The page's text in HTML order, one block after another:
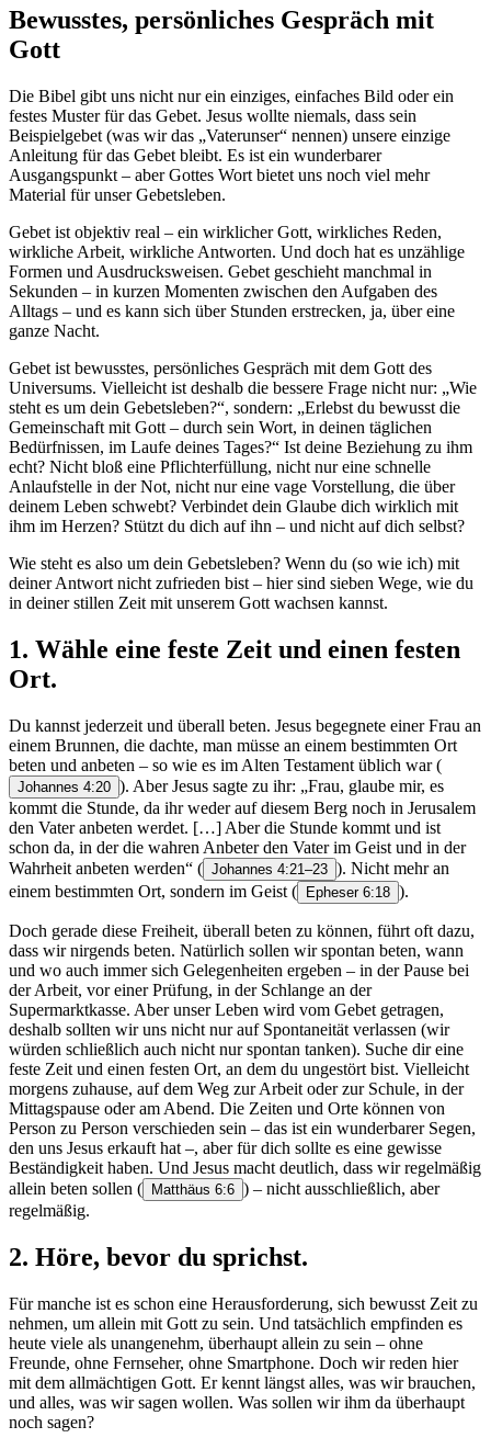
Bewusstes, persönliches Gespräch mit
Gott
Die Bibel gibt uns nicht nur ein einziges, einfaches Bild oder ein
festes Muster für das Gebet. Jesus wollte niemals, dass sein
Beispielgebet (was wir das „Vaterunser“ nennen) unsere einzige
Anleitung für das Gebet bleibt. Es ist ein wunderbarer
Ausgangspunkt – aber Gottes Wort bietet uns noch viel mehr
Material für unser Gebetsleben.
Gebet ist objektiv real – ein wirklicher Gott, wirkliches Reden,
wirkliche Arbeit, wirkliche Antworten. Und doch hat es unzählige
Formen und Ausdrucksweisen. Gebet geschieht manchmal in
Sekunden – in kurzen Momenten zwischen den Aufgaben des
Alltags – und es kann sich über Stunden erstrecken, ja, über eine
ganze Nacht.
Gebet ist bewusstes, persönliches Gespräch mit dem Gott des
Universums. Vielleicht ist deshalb die bessere Frage nicht nur: „Wie
steht es um dein Gebetsleben?“, sondern: „Erlebst du bewusst die
Gemeinschaft mit Gott – durch sein Wort, in deinen täglichen
Bedürfnissen, im Laufe deines Tages?“ Ist deine Beziehung zu ihm
echt? Nicht bloß eine Pflichterfüllung, nicht nur eine schnelle
Anlaufstelle in der Not, nicht nur eine vage Vorstellung, die über
deinem Leben schwebt? Verbindet dein Glaube dich wirklich mit
ihm im Herzen? Stützt du dich auf ihn – und nicht auf dich selbst?
Wie steht es also um dein Gebetsleben? Wenn du (so wie ich) mit
deiner Antwort nicht zufrieden bist – hier sind sieben Wege, wie du
in deiner stillen Zeit mit unserem Gott wachsen kannst.
1. Wähle eine feste Zeit und einen festen
Ort.
Du kannst jederzeit und überall beten. Jesus begegnete einer Frau an
einem Brunnen, die dachte, man müsse an einem bestimmten Ort
beten und anbeten – so wie es im Alten Testament üblich war(
Johannes 4:20 ). Aber Jesus sagte zu ihr: „Frau, glaube mir, es
kommt die Stunde, da ihr weder auf diesem Berg noch in Jerusalem
den Vater anbeten werdet. […] Aber die Stunde kommt und ist
schon da, in der die wahren Anbeter den Vater im Geist und in der
Wahrheit anbeten werden“ ( Johannes 4:21–23 ). Nicht mehr an
einem bestimmten Ort, sondern im Geist ( Epheser 6:18 ).
Doch gerade diese Freiheit, überall beten zu können, führt oft dazu,
dass wir nirgends beten. Natürlich sollen wir spontan beten, wann
und wo auch immer sich Gelegenheiten ergeben – in der Pause bei
der Arbeit, vor einer Prüfung, in der Schlange an der
Supermarktkasse. Aber unser Leben wird vom Gebet getragen,
deshalb sollten wir uns nicht nur auf Spontaneität verlassen (wir
würden schließlich auch nicht nur spontan tanken). Suche dir eine
feste Zeit und einen festen Ort, an dem du ungestört bist. Vielleicht
morgens zuhause, auf dem Weg zur Arbeit oder zur Schule, in der
Mittagspause oder am Abend. Die Zeiten und Orte können von
Person zu Person verschieden sein – das ist ein wunderbarer Segen,
den uns Jesus erkauft hat –, aber für dich sollte es eine gewisse
Beständigkeit haben. Und Jesus macht deutlich, dass wir regelmäßig
allein beten sollen ( Matthäus 6:6 ) – nicht ausschließlich, aber
regelmäßig.
2. Höre, bevor du sprichst.
Für manche ist es schon eine Herausforderung, sich bewusst Zeit zu
nehmen, um allein mit Gott zu sein. Und tatsächlich empfinden es
heute viele als unangenehm, überhaupt allein zu sein – ohne
Freunde, ohne Fernseher, ohne Smartphone. Doch wir reden hier
mit dem allmächtigen Gott. Er kennt längst alles, was wir brauchen,
und alles, was wir sagen wollen. Was sollen wir ihm da überhaupt
noch sagen?